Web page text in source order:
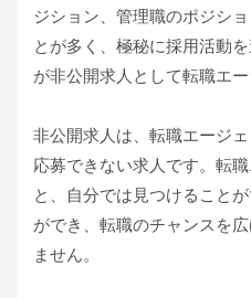
ジション、管理職のポジシ
とが多く、極秘に採用活動
が非公開求人として転職エ
非公開求人は、転職エージ
応募できない求人です。転
と、自分では見つけること
ができ、転職のチャンスを
ません。